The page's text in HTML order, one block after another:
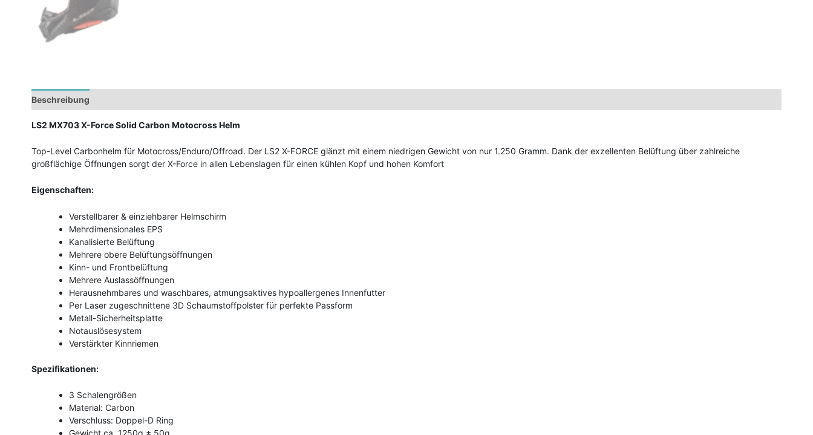
Beschreibung
LS2 MX703 X-Force Solid Carbon Motocross Helm
Top-Level Carbonhelm für Motocross/Enduro/Offroad. Der LS2 X-FORCE glänzt mit einem niedrigen Gewicht von nur 1.250 Gramm. Dank der exzellenten Belüftung über zahlreiche
großflächige Öffnungen sorgt der X-Force in allen Lebenslagen für einen kühlen Kopf und hohen Komfort
Eigenschaften:
Verstellbarer & einziehbarer Helmschirm
Mehrdimensionales EPS
Kanalisierte Belüftung
Mehrere obere Belüftungsöffnungen
Kinn- und Frontbelüftung
Mehrere Auslassöffnungen
Herausnehmbares und waschbares, atmungsaktives hypoallergenes Innenfutter
Per Laser zugeschnittene 3D Schaumstoffpolster für perfekte Passform
Metall-Sicherheitsplatte
Notauslösesystem
Verstärkter Kinnriemen
Spezifikationen:
3 Schalengrößen
Material: Carbon
Verschluss: Doppel-D Ring
Gewicht ca. 1250g ± 50g